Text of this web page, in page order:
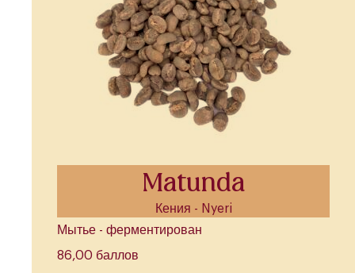
Matunda
Кения - Nyeri
Мытье - ферментирован
86,00 баллов